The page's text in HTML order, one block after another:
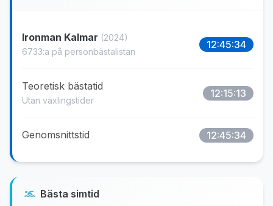
Ironman Kalmar (2024)
6733:a på personbästalistan
12:45:34
Teoretisk bästatid
Utan växlingstider
12:15:13
Genomsnittstid 12:45:34
Bästa simtid